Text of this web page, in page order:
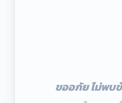
ขออภัย ไม่พบ